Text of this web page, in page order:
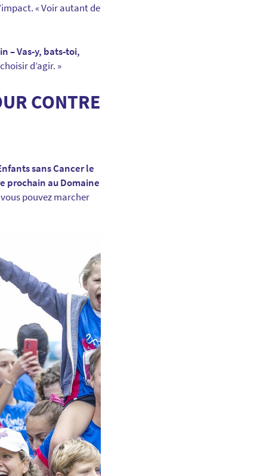
« Voir autant de
– Vas-y, bats-toi,
d’agir. »
CONTRE
sans Cancer le
prochain au Domaine
pouvez marcher